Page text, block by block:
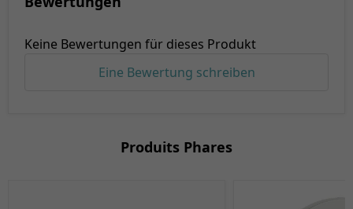
Keine Bewertungen für dieses Produkt
Eine Bewertung schreiben
Produits Phares